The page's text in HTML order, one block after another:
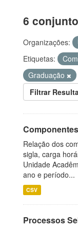
6
Organizações:
Etiquetas:
Graduação
Filtrar
Relação dos
sigla, carga
Unidade
ano e período...
CSV
Processos